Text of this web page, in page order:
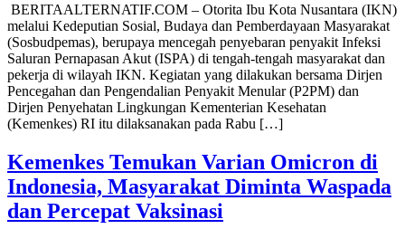
BERITAALTERNATIF.COM – Otorita Ibu Kota Nusantara (IKN)
melalui Kedeputian Sosial, Budaya dan Pemberdayaan Masyarakat
(Sosbudpemas), berupaya mencegah penyebaran penyakit Infeksi
Saluran Pernapasan Akut (ISPA) di tengah-tengah masyarakat dan
pekerja di wilayah IKN. Kegiatan yang dilakukan bersama Dirjen
Pencegahan dan Pengendalian Penyakit Menular (P2PM) dan
Dirjen Penyehatan Lingkungan Kementerian Kesehatan
(Kemenkes) RI itu dilaksanakan pada Rabu […]
Kemenkes Temukan Varian Omicron di
Indonesia, Masyarakat Diminta Waspada
dan Percepat Vaksinasi